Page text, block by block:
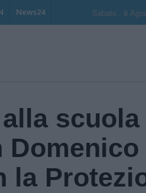
News24 Sabato , 8
scuola
Domenico
la